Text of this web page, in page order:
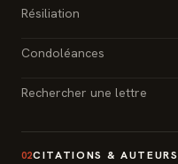
Résiliation
Condoléances
Rechercher une lettre
02CITATIONS & AUTEURS